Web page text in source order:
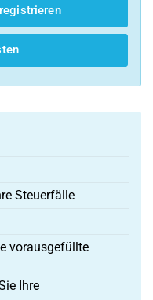
Steuerfälle
vorausgefüllte
Ihre